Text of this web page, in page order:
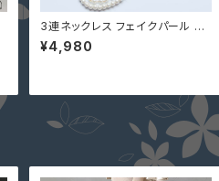
3連ネックレス フェイクパール 結
婚式 パーティー 入学式 入園式
卒業式 卒園式 YJ-L0016 アクセ
¥4,980